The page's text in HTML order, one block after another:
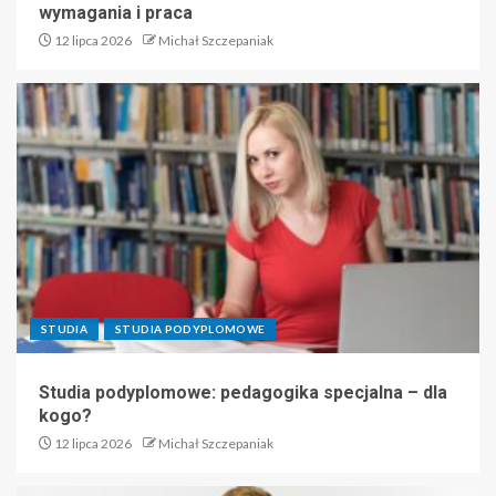
wymagania i praca
12 lipca 2026 Michał Szczepaniak
STUDIA STUDIA PODYPLOMOWE
Studia podyplomowe: pedagogika specjalna – dla
kogo?
12 lipca 2026 Michał Szczepaniak